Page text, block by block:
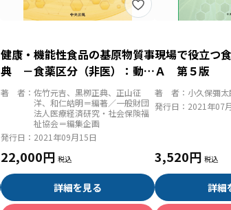
健康・機能性食品の基原物質事
典 －食薬区分（非医）：動物
由来物等・その他（化学物質
等）編－
著 者： 佐竹元吉、黒栁正典、正山征
洋、和仁皓明＝編著／一般財団
法人医療経済研究・社会保険福
祉協会＝編集企画
発行日： 2021年09月15日
22,000円
詳細を見る
現場で役立つ
Ａ 第５版
著 者： 小久保彌
発行日： 2021年07
3,520円
詳細